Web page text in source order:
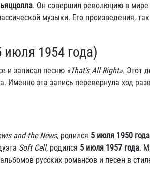
. Он совершил революцию в
музыки. Его произведения,
1954 года)
и записал песню «That’s All Right». Этот
Именно эта запись перевернула ход
and the News, родился 5 июля 1950 года
Soft Cell, родился 5 июля 1957 года.
русских романсов и песен в